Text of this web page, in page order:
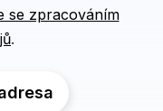
se zpracováním
.